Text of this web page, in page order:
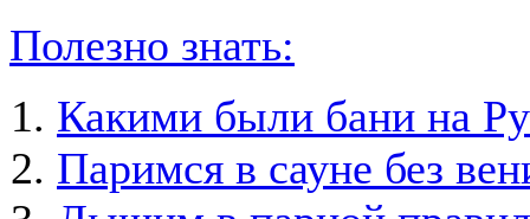
Полезно знать:
Какими были бани на
Паримся в сауне без